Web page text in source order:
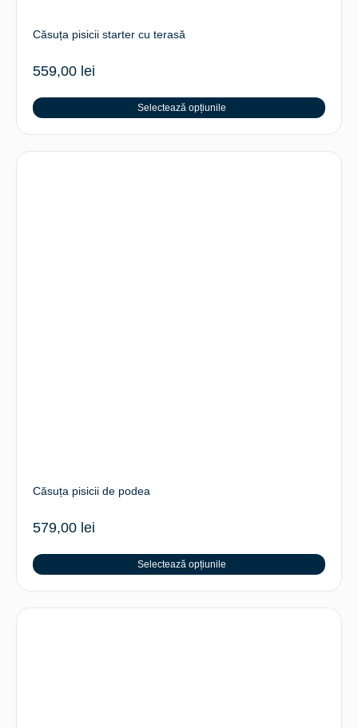
Căsuța pisicii starter cu terasă
559,00 lei
Selectează opțiunile
Căsuța pisicii de podea
579,00 lei
Selectează opțiunile